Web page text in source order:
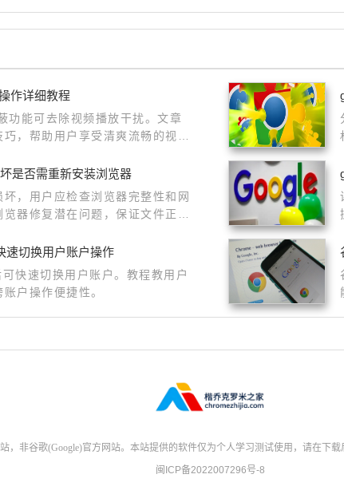
作详细教程
功能可去除视频播放干扰。文章
，帮助用户享受清爽流畅的视频
是否需重新安装浏览器
，用户应检查浏览器完整性和网
器修复潜在问题，保证文件正常
速切换用户账户操作
快速切换用户账户。教程教用户
户操作便捷性。
，非谷歌(Google)官方网站。本站提供的软件仅为个人学习测试使用，请在下载
闽ICP备2022007296号-8